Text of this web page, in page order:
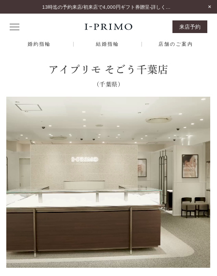
来店予約
婚約指輪 結婚指輪 店舗のご案内
アイプリモ そごう千葉店
（千葉県）